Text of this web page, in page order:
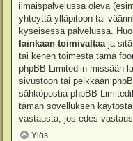
ilmaispalvelussa oleva
yhteyttä ylläpitoon tai
kyseisessä palvelussa.
lainkaan toimivaltaaja sitä
tai kenen toimesta tämä
phpBB Limitediin missään
sivustoon tai pelkkään
sähköpostia phpBB
tämän sovelluksen
vastausta, jos edes
Ylös